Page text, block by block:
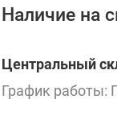
Наличие на
Центральный
График работы: